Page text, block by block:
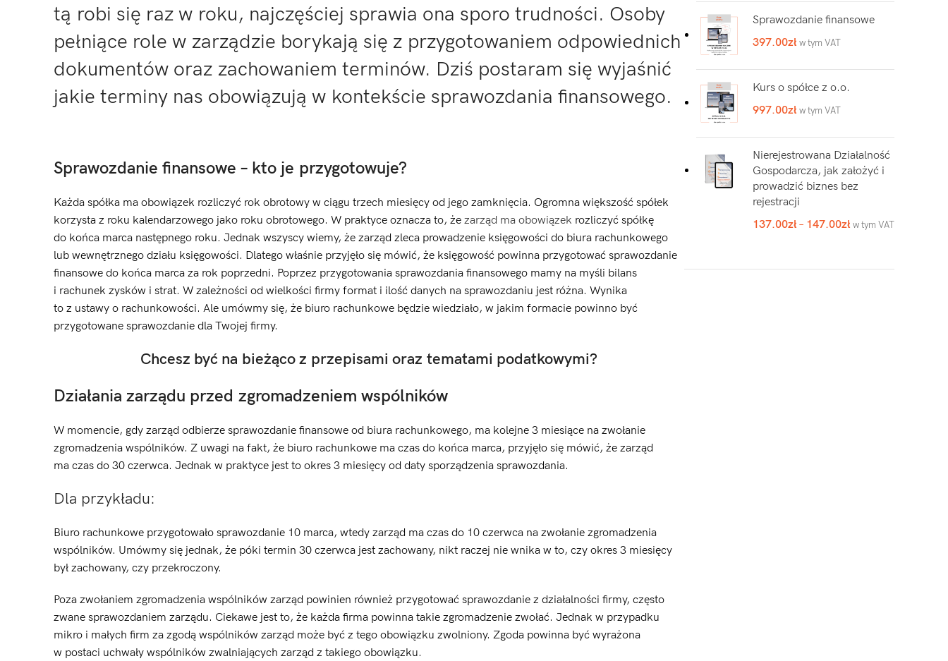
tą robi się raz w roku, najczęściej sprawia ona sporo trudności. Osoby
pełniące role w zarządzie borykają się z przygotowaniem odpowiednich
dokumentów oraz zachowaniem terminów. Dziś postaram się wyjaśnić
jakie terminy nas obowiązują w kontekście sprawozdania finansowego.
Sprawozdanie finansowe – kto je przygotowuje?
Każda spółka ma obowiązek rozliczyć rok obrotowy w ciągu trzech miesięcy od jego zamknięcia. Ogromna większość spółek
korzysta z roku kalendarzowego jako roku obrotowego. W praktyce oznacza to, że zarząd ma obowiązek rozliczyć spółkę
do końca marca następnego roku. Jednak wszyscy wiemy, że zarząd zleca prowadzenie księgowości do biura rachunkowego
lub wewnętrznego działu księgowości. Dlatego właśnie przyjęło się mówić, że księgowość powinna przygotować sprawozdanie
finansowe do końca marca za rok poprzedni. Poprzez przygotowania sprawozdania finansowego mamy na myśli bilans
i rachunek zysków i strat. W zależności od wielkości firmy format i ilość danych na sprawozdaniu jest różna. Wynika
to z ustawy o rachunkowości. Ale umówmy się, że biuro rachunkowe będzie wiedziało, w jakim formacie powinno być
przygotowane sprawozdanie dla Twojej firmy.
Chcesz być na bieżąco z przepisami oraz tematami podatkowymi?
Działania zarządu przed zgromadzeniem wspólników
W momencie, gdy zarząd odbierze sprawozdanie finansowe od biura rachunkowego, ma kolejne 3 miesiące na zwołanie
zgromadzenia wspólników. Z uwagi na fakt, że biuro rachunkowe ma czas do końca marca, przyjęło się mówić, że zarząd
ma czas do 30 czerwca. Jednak w praktyce jest to okres 3 miesięcy od daty sporządzenia sprawozdania.
Dla przykładu:
Biuro rachunkowe przygotowało sprawozdanie 10 marca, wtedy zarząd ma czas do 10 czerwca na zwołanie zgromadzenia
wspólników. Umówmy się jednak, że póki termin 30 czerwca jest zachowany, nikt raczej nie wnika w to, czy okres 3 miesięcy
był zachowany, czy przekroczony.
Poza zwołaniem zgromadzenia wspólników zarząd powinien również przygotować sprawozdanie z działalności firmy, często
zwane sprawozdaniem zarządu. Ciekawe jest to, że każda firma powinna takie zgromadzenie zwołać. Jednak w przypadku
mikro i małych firm za zgodą wspólników zarząd może być z tego obowiązku zwolniony. Zgoda powinna być wyrażona
w postaci uchwały wspólników zwalniających zarząd z takiego obowiązku.
Sprawozdanie finansowe
397.00zł w tym VAT
Kurs o spółce z o.o.
997.00zł w tym VAT
Nierejestrowana Działalność
Gospodarcza, jak założyć i
prowadzić biznes bez
rejestracji
137.00zł – 147.00zł w tym VAT